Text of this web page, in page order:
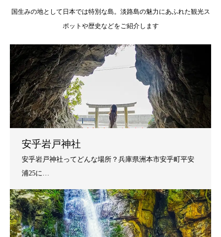
国生みの地として日本では特別な島。淡路島の魅力にあふれた観光ス
ポットや歴史などをご紹介します
安乎岩戸神社